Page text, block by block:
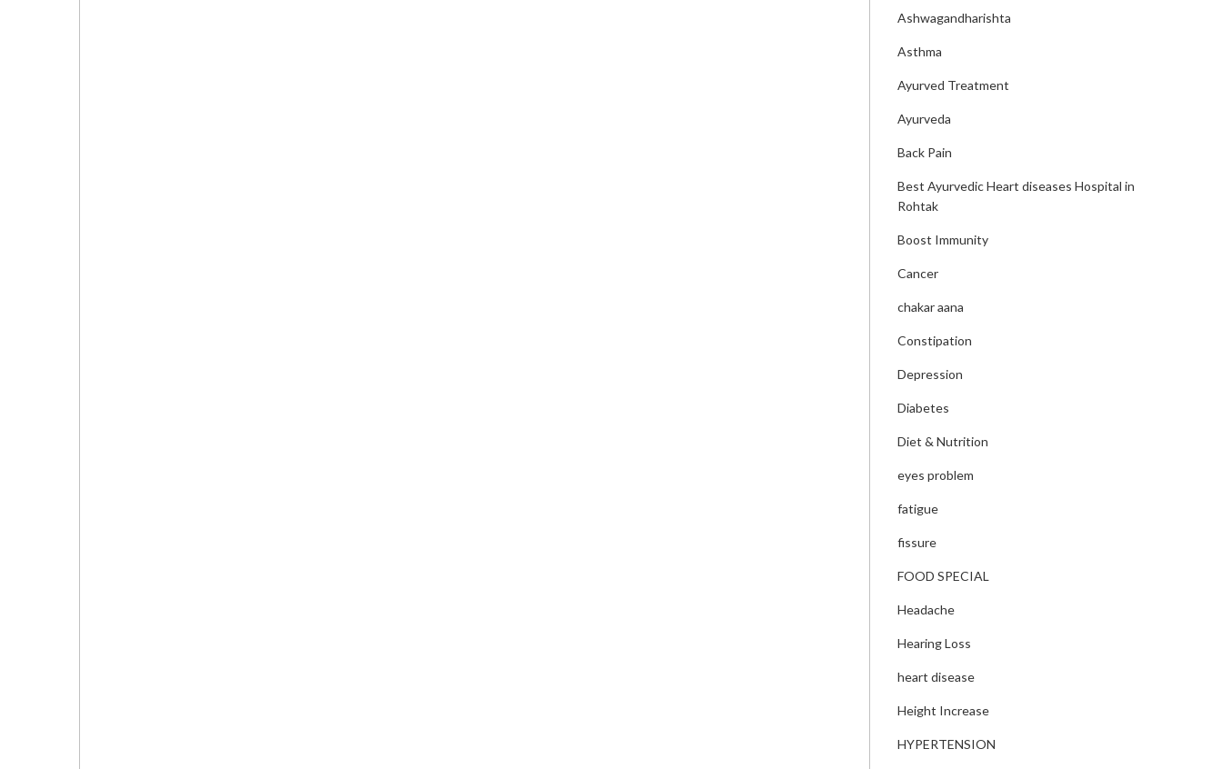
Ashwagandharishta
Asthma
Ayurved Treatment
Ayurveda
Back Pain
Best Ayurvedic Heart diseases Hospital in
Rohtak
Boost Immunity
Cancer
chakar aana
Constipation
Depression
Diabetes
Diet & Nutrition
eyes problem
fatigue
fissure
FOOD SPECIAL
Headache
Hearing Loss
heart disease
Height Increase
HYPERTENSION